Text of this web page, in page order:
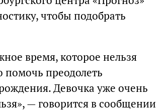
чтобы подобрать
время, которое нельзя
преодолеть
Девочка уже очень
— говорится в сообщении